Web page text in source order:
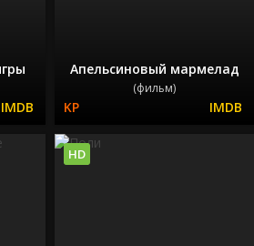
Апельсиновый мармелад
(фильм)
HD